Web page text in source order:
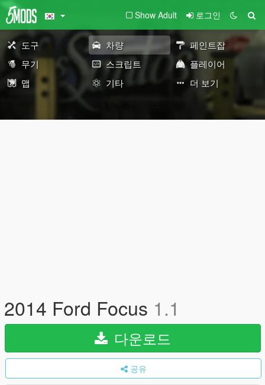
Show Adult 로그인
도구 차량
페인트잡
무기
스크립트
플레이어
맵
기타 더 보기
2014 Ford Focus 1.1
다운로드
공유